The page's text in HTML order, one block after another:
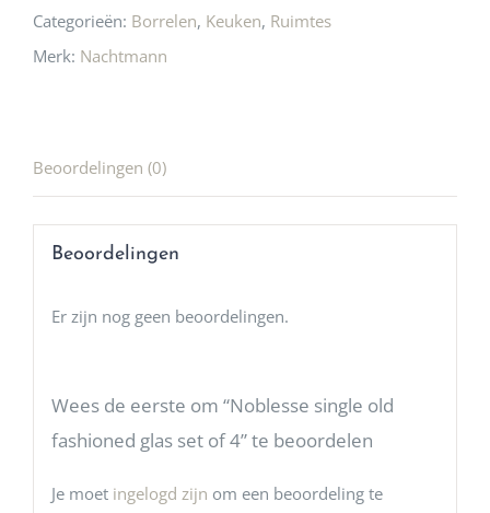
Categorieën: Borrelen, Keuken, Ruimtes
Merk: Nachtmann
Beoordelingen (0)
Beoordelingen
Er zijn nog geen beoordelingen.
Wees de eerste om “Noblesse single old
fashioned glas set of 4” te beoordelen
Je moet ingelogd zijn om een beoordeling te